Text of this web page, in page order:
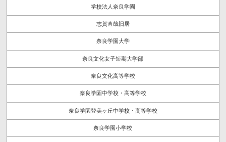
学校法人奈良学園
志賀直哉旧居
奈良学園大学
奈良文化女子短期大学部
奈良文化高等学校
奈良学園中学校・高等学校
奈良学園登美ヶ丘中学校・高等学校
奈良学園小学校